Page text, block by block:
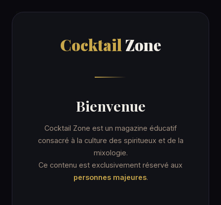
Cocktail Zone
Bienvenue
Cocktail Zone est un magazine éducatif
consacré à la culture des spiritueux et de la
mixologie.
Ce contenu est exclusivement réservé aux
personnes majeures.
CocktailZone
Pisco Sour
11 min Coupe cocktail
★★☆ Intermédiaire ★ IBA · New Era Drinks